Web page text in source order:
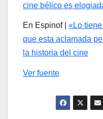
cine bélico es
En Espinof | «Lo
que esta aclamada
la historia del cine
Ver fuente